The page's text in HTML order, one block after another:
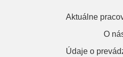
Aktuálne
O
Údaje o